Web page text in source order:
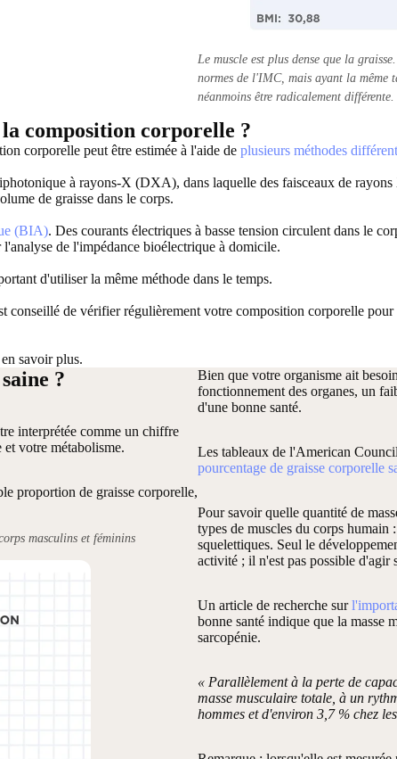
Le muscle est plus dense que la
normes de l'IMC, mais ayant la même
néanmoins être radicalement différente.
composition corporelle ?
corporelle peut être estimée à l'aide de plusieurs méthodes
à rayons-X (DXA), dans laquelle des faisceaux de
de graisse dans le corps.
(BIA). Des courants électriques à basse tension circulent dans le
de l'impédance bioélectrique à domicile.
d'utiliser la même méthode dans le temps.
de vérifier régulièrement votre composition corporelle
savoir plus.
?
interprétée comme un chiffre
votre métabolisme.
proportion de graisse corporelle,
masculins et féminins
Bien que votre organisme ait
fonctionnement des organes, un
d'une bonne santé.
Les tableaux de l'American
pourcentage de graisse corporelle
Pour savoir quelle quantité de
types de muscles du corps humain
squelettiques. Seul le
activité ; il n'est pas possible d'agir
Un article de recherche sur
bonne santé indique que la masse
sarcopénie.
« Parallèlement à la perte de
masse musculaire totale, à un
hommes et d'environ 3,7 % chez